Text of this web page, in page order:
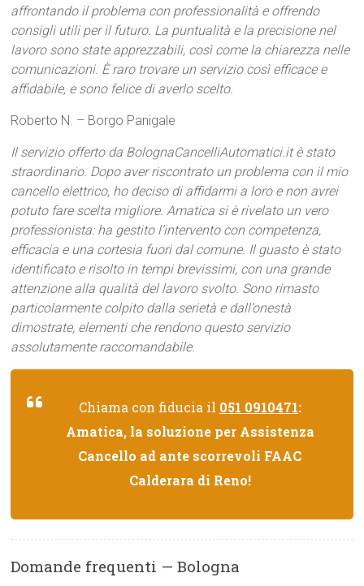
affrontando il problema con professionalità e offrendo
consigli utili per il futuro. La puntualità e la precisione nel
lavoro sono state apprezzabili, così come la chiarezza nelle
comunicazioni. È raro trovare un servizio così efficace e
affidabile, e sono felice di averlo scelto.
Roberto N. – Borgo Panigale
Il servizio offerto da BolognaCancelliAutomatici.it è stato
straordinario. Dopo aver riscontrato un problema con il mio
cancello elettrico, ho deciso di affidarmi a loro e non avrei
potuto fare scelta migliore. Amatica si è rivelato un vero
professionista: ha gestito l’intervento con competenza,
efficacia e una cortesia fuori dal comune. Il guasto è stato
identificato e risolto in tempi brevissimi, con una grande
attenzione alla qualità del lavoro svolto. Sono rimasto
particolarmente colpito dalla serietà e dall’onestà
dimostrate, elementi che rendono questo servizio
assolutamente raccomandabile.
Chiama con fiducia il 051 0910471:
Amatica, la soluzione per Assistenza
Cancello ad ante scorrevoli FAAC
Calderara di Reno!
Domande frequenti — Bologna